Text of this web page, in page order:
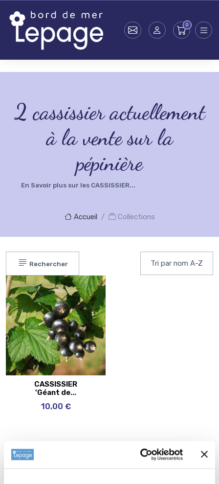
2 cassissier actuellement
à la vente sur la
pépinière
En Savoir plus sur les CASSISSIER...
Accueil Collections
Rechercher
CASSISSIER
'Géant de...
10,00 €